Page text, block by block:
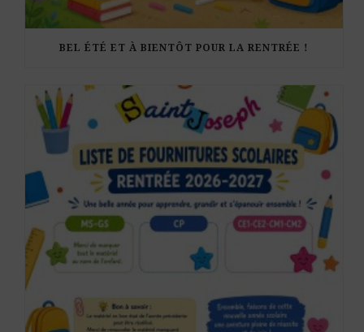
BEL ÉTÉ ET À BIENTÔT POUR LA RENTRÉE !